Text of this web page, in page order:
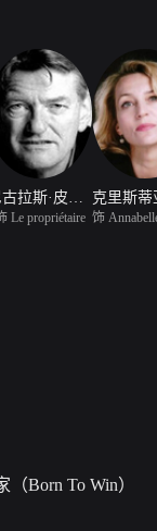
Le propriétaire
（Born To Win）